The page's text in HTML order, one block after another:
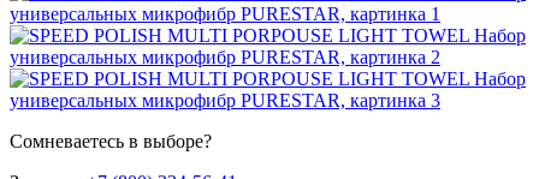
Сомневаетесь в выборе?